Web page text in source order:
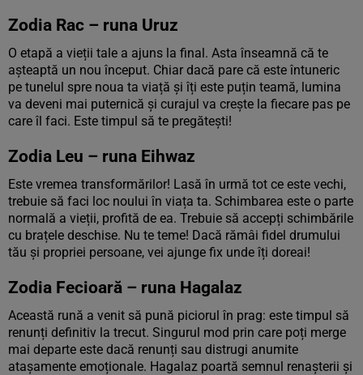
Zodia Rac – runa Uruz
O etapă a vieții tale a ajuns la final. Asta înseamnă că te
așteaptă un nou început. Chiar dacă pare că este întuneric
pe tunelul spre noua ta viață și îți este puțin teamă, lumina
va deveni mai puternică și curajul va crește la fiecare pas pe
care îl faci. Este timpul să te pregătești!
Zodia Leu – runa Eihwaz
Este vremea transformărilor! Lasă în urmă tot ce este vechi,
trebuie să faci loc noului în viața ta. Schimbarea este o parte
normală a vieții, profită de ea. Trebuie să accepți schimbările
cu brațele deschise. Nu te teme! Dacă rămâi fidel drumului
tău și propriei persoane, vei ajunge fix unde îți doreai!
Zodia Fecioară – runa Hagalaz
Această rună a venit să pună piciorul în prag: este timpul să
renunți definitiv la trecut. Singurul mod prin care poți merge
mai departe este dacă renunți sau distrugi anumite
atașamente emoționale. Hagalaz poartă semnul renașterii și